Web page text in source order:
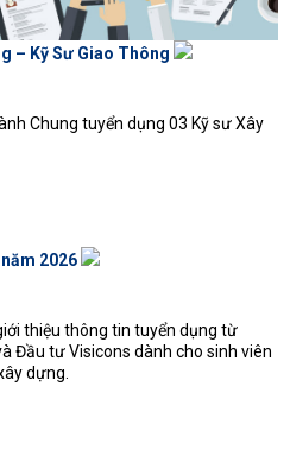
– Kỹ Sư Giao Thông
Chung tuyển dụng 03 Kỹ sư Xây
2026
thiệu thông tin tuyển dụng từ
Đầu tư Visicons dành cho sinh viên
dựng.